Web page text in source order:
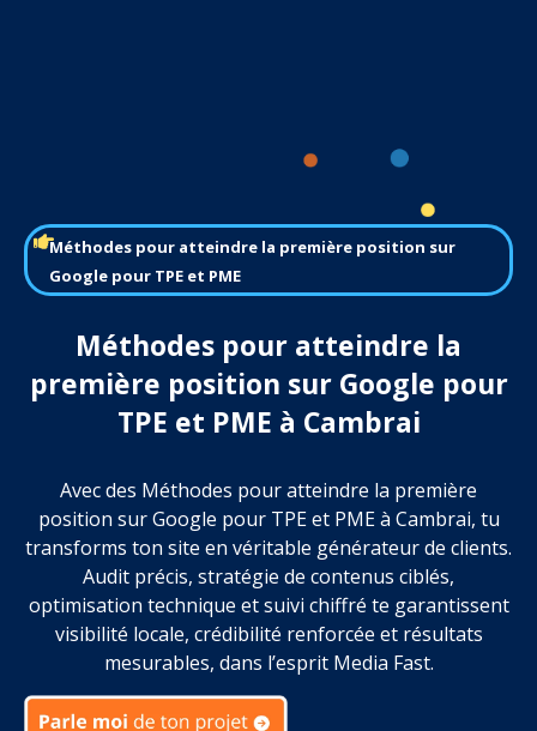
Méthodes pour atteindre la première position sur
Google pour TPE et PME
Méthodes pour atteindre la
première position sur Google pour
TPE et PME à Cambrai
Avec des Méthodes pour atteindre la première
position sur Google pour TPE et PME à Cambrai, tu
transforms ton site en véritable générateur de clients.
Audit précis, stratégie de contenus ciblés,
optimisation technique et suivi chiffré te garantissent
visibilité locale, crédibilité renforcée et résultats
mesurables, dans l’esprit Media Fast.